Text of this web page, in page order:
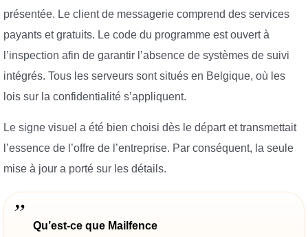
présentée. Le client de messagerie comprend des services
payants et gratuits. Le code du programme est ouvert à
l’inspection afin de garantir l’absence de systèmes de suivi
intégrés. Tous les serveurs sont situés en Belgique, où les
lois sur la confidentialité s’appliquent.
Le signe visuel a été bien choisi dès le départ et transmettait
l’essence de l’offre de l’entreprise. Par conséquent, la seule
mise à jour a porté sur les détails.
Qu’est-ce que Mailfence